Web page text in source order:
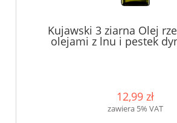
Kujawski 3 ziarna Olej
olejami z lnu i pestek
12,99 zł
zawiera 5% VAT